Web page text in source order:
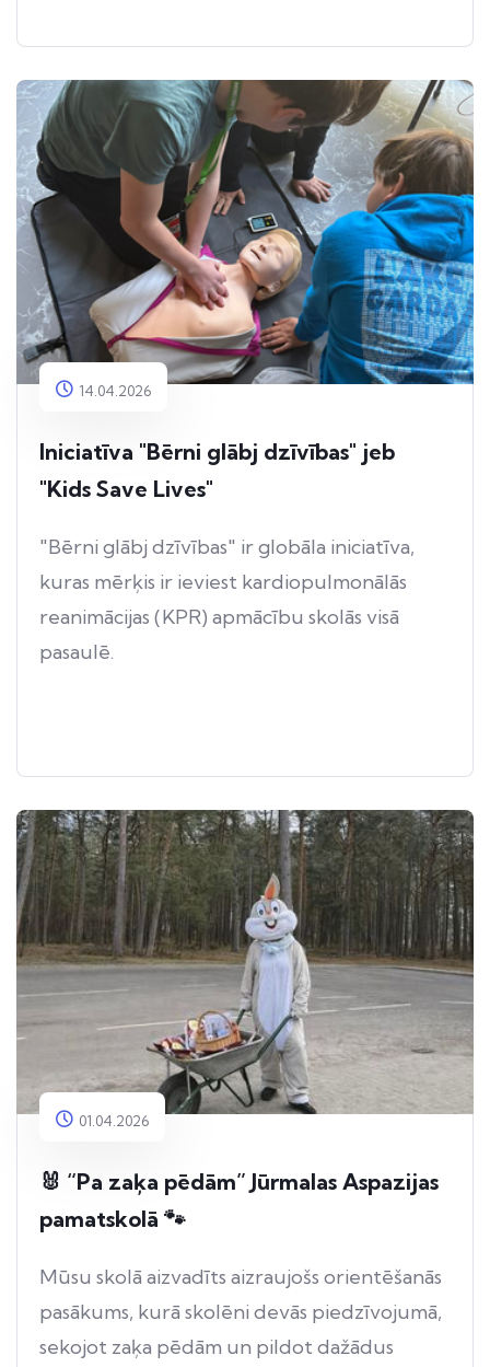
14.04.2026
Iniciatīva "Bērni glābj dzīvības" jeb
"Kids Save Lives"
"Bērni glābj dzīvības" ir globāla iniciatīva,
kuras mērķis ir ieviest kardiopulmonālās
reanimācijas (KPR) apmācību skolās visā
pasaulē.
01.04.2026
🐰 “Pa zaķa pēdām” Jūrmalas Aspazijas
pamatskolā 🐾
Mūsu skolā aizvadīts aizraujošs orientēšanās
pasākums, kurā skolēni devās piedzīvojumā,
sekojot zaķa pēdām un pildot dažādus